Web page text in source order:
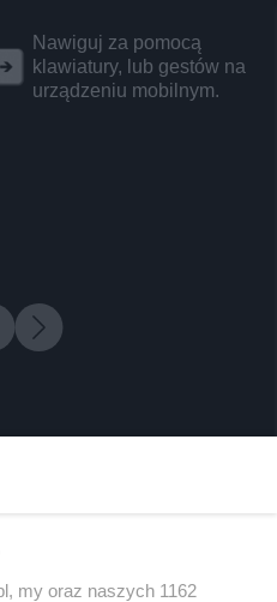
Nawiguj za pomocą
klawiatury, lub gestów na
urządzeniu mobilnym.
my oraz naszych 1162